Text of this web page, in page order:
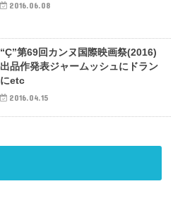
2016.06.08
“Ç”第69回カンヌ国際映画祭(2016)
出品作発表ジャームッシュにドラン
にetc
2016.04.15